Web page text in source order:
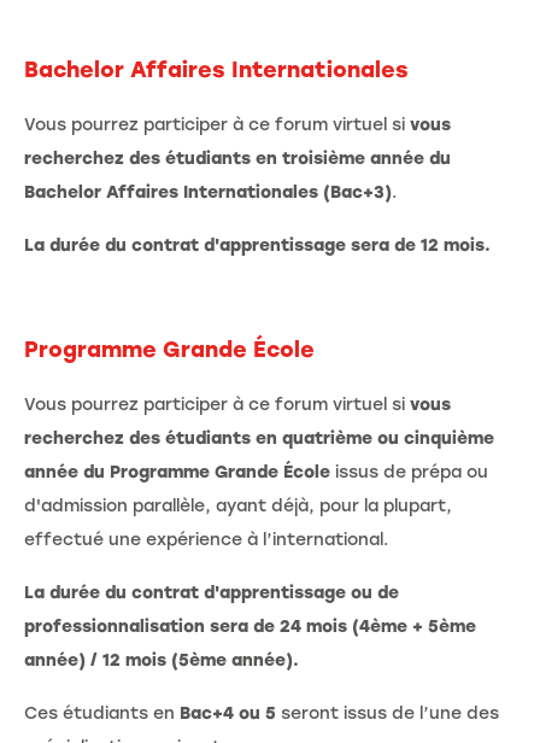
Bachelor Affaires Internationales
Vous pourrez participer à ce forum virtuel si vous
recherchez des étudiants en troisième année du
Bachelor Affaires Internationales (Bac+3).
La durée du contrat d'apprentissage sera de 12 mois.
Programme Grande École
Vous pourrez participer à ce forum virtuel si vous
recherchez des étudiants en quatrième ou cinquième
année du Programme Grande École issus de prépa ou
d'admission parallèle, ayant déjà, pour la plupart,
effectué une expérience à l’international.
La durée du contrat d'apprentissage ou de
professionnalisation sera de 24 mois (4ème + 5ème
année) / 12 mois (5ème année).
Ces étudiants en Bac+4 ou 5 seront issus de l’une des